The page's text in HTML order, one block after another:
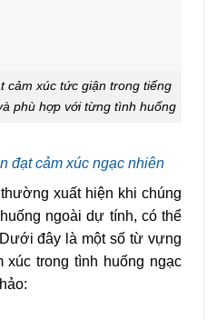
cảm xúc tức giận trong tiếng
phù hợp với từng tình huống
đạt cảm xúc ngạc nhiên
xuất hiện khi chúng
ngoài dự tính, có thể
đây là một số từ vựng
xúc trong tình huống ngạc